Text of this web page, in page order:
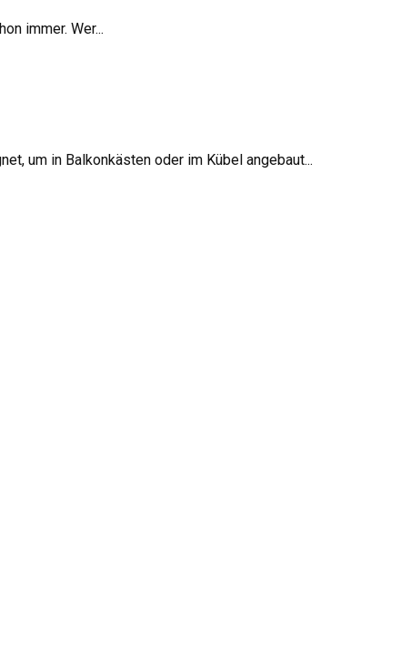
immer. Wer...
um in Balkonkästen oder im Kübel angebaut...